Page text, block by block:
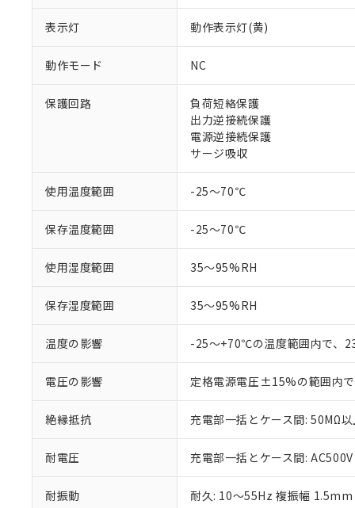
表示灯 動作表示灯(黄)
動作モード NC
保護回路
負荷短絡保護
出力逆接続保護
電源逆接続保護
サージ吸収
使用温度範囲 -25～70℃
保存温度範囲 -25～70℃
使用湿度範囲 35～95%RH
保存湿度範囲 35～95%RH
温度の影響 -25～+70℃の温度範囲内で、
電圧の影響 定格電源電圧±15%の範囲内
絶縁抵抗 充電部一括とケース間: 50MΩ
耐電圧 充電部一括とケース間:
耐振動 耐久: 10～55Hz 複振幅 1.5mm
ご利用条件
い。
当社販売員
在庫状況お
が、当社の
さい。
※当社の共同
いる法人を
調査・確認中：
非該当品：ライセ
仕入先様の事情に
鉛(Pb) 1000ppm以下、
六価クロム(Cr(Ⅵ))
フタル酸ビス(2-エチル
ル（DBP） 1000ppm以
※2 対応予定月
部品在庫の切り替
※3 非含有証明
下記の非含有証明
EU RoHS指令（
51物質の非含有証
※本証明書は発行
また、RoHS指
既に当社にて対応
り割愛しておりま
※1 中国
「×」：最大均質
「－」：未確認で
*中国RoHS10物質の基
DBP(フタル酸ジブチル
「ｅ」：有害物質
「10」：通常の使
味します。
当社は、貴
たしません。
記
号
○ 一定数
△ 一定数
－
在庫な
白